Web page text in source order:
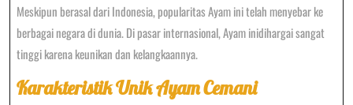
Meskipun berasal dari Indonesia, popularitas Ayam ini telah menyebar ke
berbagai negara di dunia. Di pasar internasional, Ayam inidihargai sangat
tinggi karena keunikan dan kelangkaannya.
Karakteristik Unik Ayam Cemani